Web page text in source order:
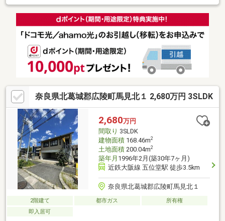
月々の返済額６３，５８７円～ ≪家賃より安く購入可能≫※変
動優遇金利0.67％、35年返済、自己資金0円、借入2380万円の場
合■頭金０円でも購入可 ■ボーナス返済なし当社提携銀行にて住
宅ローン金利が大幅優遇受けられます■掲載されていない物件も
関西不動産販売にお任せ下さい！まずは「0745-44-8681」まで、
お気軽にお電話下さい。
奈良県北葛城郡広陵町馬見北１ 2,680万円 3SLDK
2,680万円
間取り 3SLDK
建物面積168.46m2
土地面積200.04m2
築年月 1996年2月(築30年7ヶ月)
近鉄大阪線 五位堂駅 徒歩3.5km
奈良県北葛城郡広陵町馬見北１
2階建て 都市ガス
所有権
即入居可